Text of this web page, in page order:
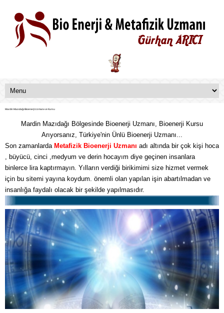
Mardin Mazıdağı Bioenerji Uzmanı ve Kursu
Mardin Mazıdağı Bölgesinde Bioenerji Uzmanı, Bioenerji Kursu
Arıyorsanız, Türkiye'nin Ünlü Bioenerji Uzmanı...
Son zamanlarda Metafizik Bioenerji Uzmanı adı altında bir çok kişi hoca
, büyücü, cinci ,medyum ve derin hocayım diye geçinen insanlara
binlerce lira kaptırmayın. Yılların verdiği birikimimi size hizmet vermek
için bu sitemi yayına koydum. önemli olan yapılan işin abartılmadan ve
insanlığa faydalı olacak bir şekilde yapılmasıdır.